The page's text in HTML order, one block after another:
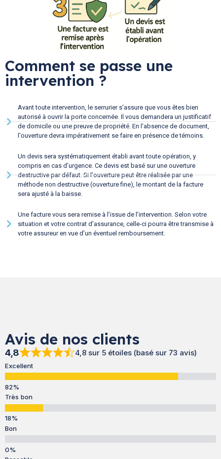
Comment se passe une
intervention ?
Avant toute intervention, le serrurier s’assure que vous êtes bien
autorisé à ouvrir la porte concernée. Il vous demandera un justificatif
de domicile ou une preuve de propriété. En l’absence de document,
l'ouverture devra impérativement se faire en présence de témoins.
Un devis sera systématiquement établi avant toute opération, y
compris en cas d’urgence. Ce devis est basé sur une ouverture
destructive par défaut. Si l'ouverture peut être réalisée par une
méthode non destructive (ouverture fine), le montant de la facture
sera ajusté à la baisse.
Une facture vous sera remise à l’issue de l’intervention. Selon votre
situation et votre contrat d’assurance, celle-ci pourra être transmise à
votre assureur en vue d’un éventuel remboursement.
Avis de nos clients
4,8 4,8 sur 5 étoiles (basé sur 73 avis)
Excellent
Très bon
Bon